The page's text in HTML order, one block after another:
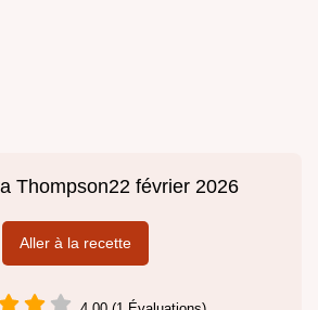
Thompson22 février 2026
Aller à la recette